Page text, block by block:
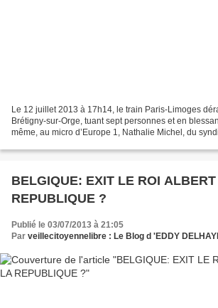
Le 12 juillet 2013 à 17h14, le train Paris-Limoges
Brétigny-sur-Orge, tuant sept personnes et en
même, au micro d’Europe 1, Nathalie Michel, du
BELGIQUE: EXIT LE ROI
REPUBLIQUE ?
Publié le 03/07/2013 à 21:05
Par veillecitoyennelibre : Le Blog d 'EDDY